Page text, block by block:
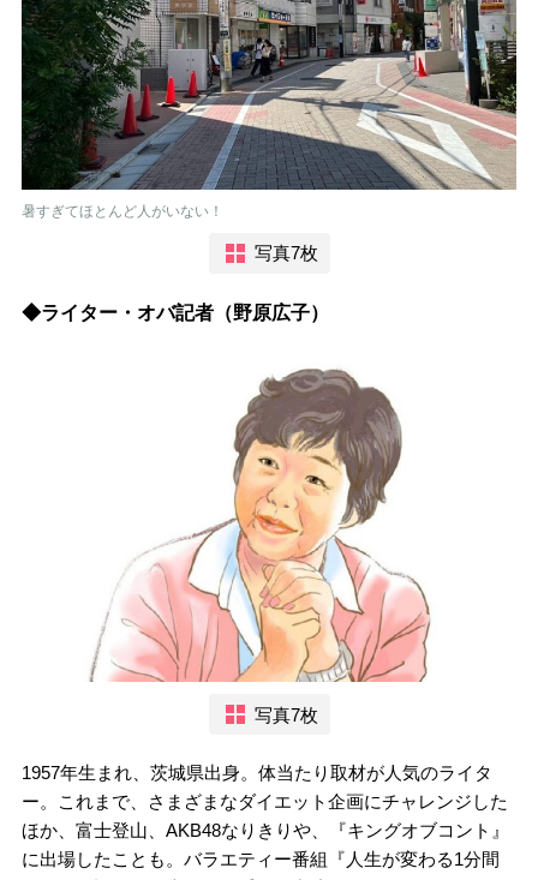
暑すぎてほとんど人がいない！
写真7枚
◆ライター・オバ記者（野原広子）
写真7枚
1957年生まれ、茨城県出身。体当たり取材が人気のライタ
ー。これまで、さまざまなダイエット企画にチャレンジした
ほか、富士登山、AKB48なりきりや、『キングオブコント』
に出場したことも。バラエティー番組『人生が変わる1分間